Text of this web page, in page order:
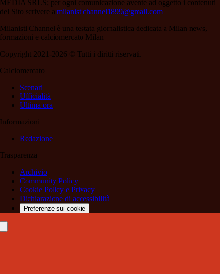
MEDIA SRLS; per ogni comunicazione avente ad oggetto i contenuti
del Sito scrivere a milanistichannel1899@gmail.com
Milanisti Channel è una testata giornalistica dedicata a Milan news,
formazioni e calciomercato Milan
Copyright 2021-2026 © Tutti i diritti riservati.
Calciomercato
Scenari
Ufficialità
Ultima ora
Informazioni
Redazione
Trasparenza
Archivio
Community Policy
Cookie Policy e Privacy
Dichiarazione di accessibilità
Preferenze sui cookie